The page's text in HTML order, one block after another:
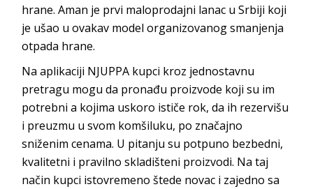
hrane. Aman je prvi maloprodajni lanac u Srbiji koji
je ušao u ovakav model organizovanog smanjenja
otpada hrane.
Na aplikaciji NJUPPA kupci kroz jednostavnu
pretragu mogu da pronađu proizvode koji su im
potrebni a kojima uskoro ističe rok, da ih rezervišu
i preuzmu u svom komšiluku, po značajno
sniženim cenama. U pitanju su potpuno bezbedni,
kvalitetni i pravilno skladišteni proizvodi. Na taj
način kupci istovremeno štede novac i zajedno sa